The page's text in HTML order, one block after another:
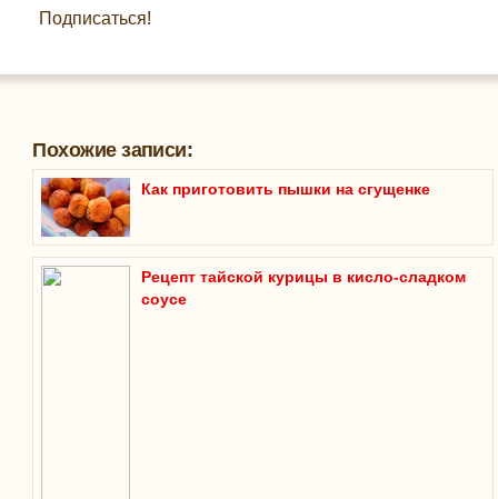
Подписаться!
Похожие записи:
Как приготовить пышки на сгущенке
Рецепт тайской курицы в кисло-сладком
соусе